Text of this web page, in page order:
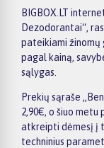
BIGBOX.LT
Dezodorantai“,
pateikiami žinomų
pagal kainą,
sąlygas.
Prekių sąraše
2,90€, o šiuo metu
atkreipti dėmesį į
techninius